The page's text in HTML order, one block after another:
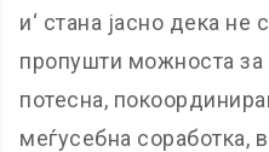
и‘ стана јасно дека не
пропушти можноста за
потесна,
меѓусебна соработка,